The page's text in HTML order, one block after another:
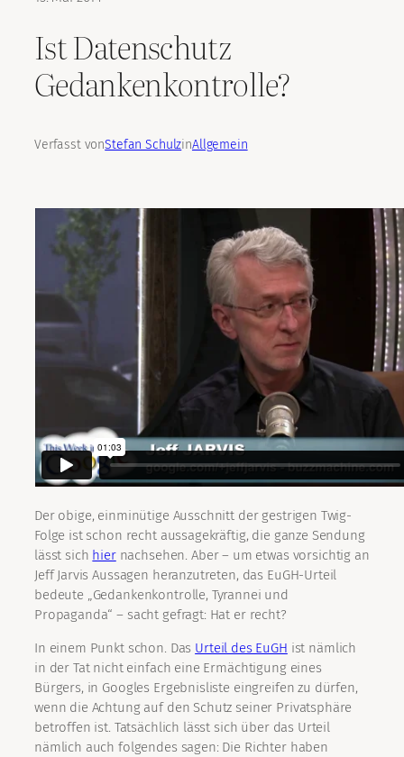
Ist Datenschutz
Gedankenkontrolle?
Verfasst vonStefan SchulzinAllgemein
Der obige, einminütige Ausschnitt der gestrigen Twig-
Folge ist schon recht aussagekräftig, die ganze Sendung
lässt sich hiernachsehen. Aber – um etwas vorsichtig an
Jeff Jarvis Aussagen heranzutreten, das EuGH-Urteil
bedeute „Gedankenkontrolle, Tyrannei und
Propaganda“ – sacht gefragt: Hat er recht?
In einem Punkt schon. Das Urteil des EuGH ist nämlich
in der Tat nicht einfach eine Ermächtigung eines
Bürgers, in Googles Ergebnisliste eingreifen zu dürfen,
wenn die Achtung auf den Schutz seiner Privatsphäre
betroffen ist. Tatsächlich lässt sich über das Urteil
nämlich auch folgendes sagen: Die Richter haben